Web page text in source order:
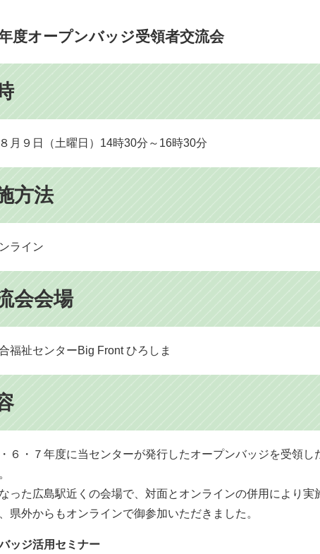
度オープンバッジ受領者交流会
月９日（土曜日）14時30分～16時30分
方法
ライン
会会場
福祉センターBig Front ひろしま
６・７年度に当センターが発行したオープンバッジを受領し
った広島駅近くの会場で、対面とオンラインの併用により実
県外からもオンラインで御参加いただきました。
ッジ活用セミナー